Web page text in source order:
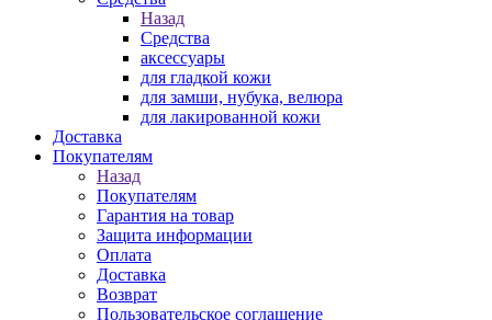
Назад
Средства
аксессуары
для гладкой кожи
для замши, нубука, велюра
для лакированной кожи
Доставка
Покупателям
Назад
Покупателям
Гарантия на товар
Защита информации
Оплата
Доставка
Возврат
Пользовательское соглашение